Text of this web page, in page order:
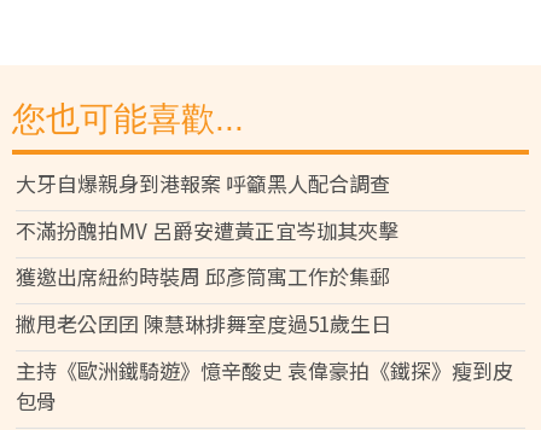
您也可能喜歡...
大牙自爆親身到港報案 呼籲黑人配合調查
不滿扮醜拍MV 呂爵安遭黃正宜岑珈其夾擊
獲邀出席紐約時裝周 邱彥筒寓工作於集郵
撇甩老公囝囝 陳慧琳排舞室度過51歲生日
主持《歐洲鐵騎遊》憶辛酸史 袁偉豪拍《鐵探》瘦到皮
包骨